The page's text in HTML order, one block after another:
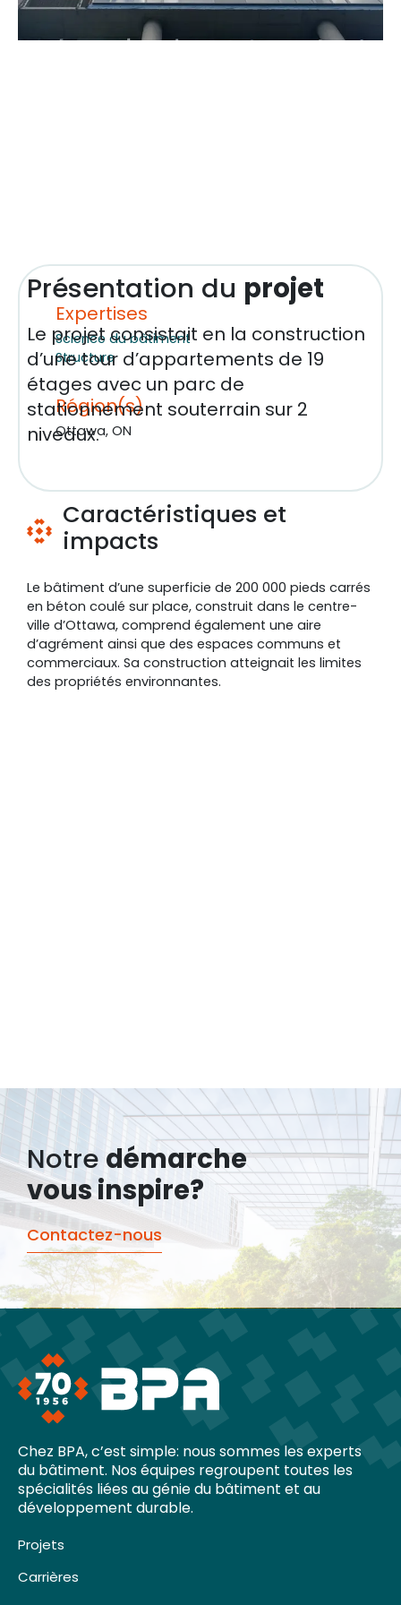
Présentation du projet
Le projet consistait en la construction
d’une tour d’appartements de 19
étages avec un parc de
stationnement souterrain sur 2
niveaux.
Caractéristiques et
impacts
Le bâtiment d’une superficie de 200 000 pieds carrés
en béton coulé sur place, construit dans le centre-
ville d’Ottawa, comprend également une aire
d’agrément ainsi que des espaces communs et
commerciaux. Sa construction atteignait les limites
des propriétés environnantes.
Expertises
Science du bâtiment
Structure
Région(s)
Ottawa, ON
Notre démarche
vous inspire?
Contactez-nous
Chez BPA, c’est simple: nous sommes les experts
du bâtiment. Nos équipes regroupent toutes les
spécialités liées au génie du bâtiment et au
développement durable.
Projets
Carrières